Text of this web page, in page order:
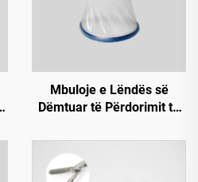
Mbuloje e Lëndës së
Dëmtuar të Përdorimit të
Rigide)